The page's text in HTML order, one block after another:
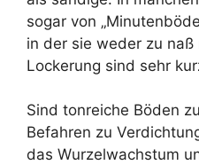
sogar von
in der sie weder zu
Lockerung sind sehr
Sind tonreiche Böden
Befahren zu
das Wurzelwachstum